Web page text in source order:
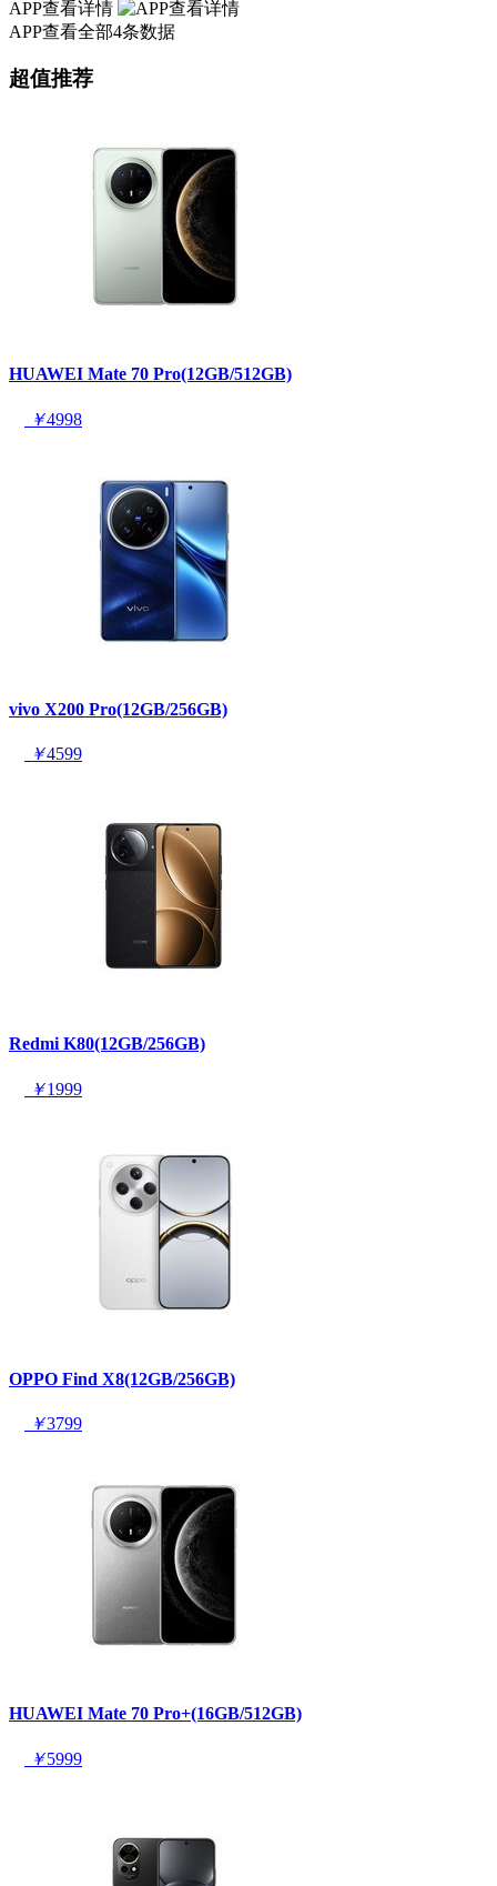
APP查看详情
APP查看全部4条数据
超值推荐
HUAWEI Mate 70 Pro(12GB/512GB)
￥4998
vivo X200 Pro(12GB/256GB)
￥4599
Redmi K80(12GB/256GB)
￥1999
OPPO Find X8(12GB/256GB)
￥3799
HUAWEI Mate 70 Pro+(16GB/512GB)
￥5999